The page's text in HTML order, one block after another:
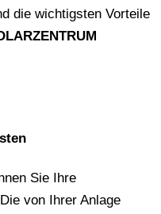
die wichtigsten Vorteile
Sie Ihre
von Ihrer Anlage